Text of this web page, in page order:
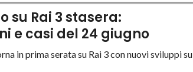
su Rai 3 stasera:
e casi del 24 giugno
in prima serata su Rai 3 con nuovi sviluppi su